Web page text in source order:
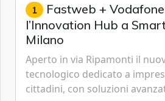
1 Fastweb +
l’Innovation Hub a
Milano
Aperto in via Ripamonti il
tecnologico dedicato a
cittadini, con soluzioni